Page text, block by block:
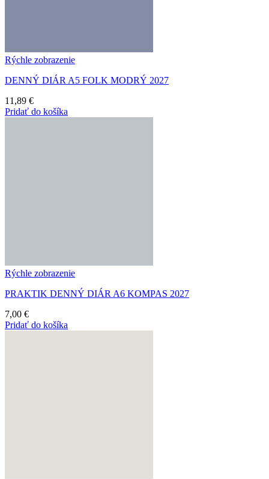
Rýchle zobrazenie
DENNÝ DIÁR A5 FOLK MODRÝ 2027
11,89 €
Pridať do košíka
Rýchle zobrazenie
PRAKTIK DENNÝ DIÁR A6 KOMPAS 2027
7,00 €
Pridať do košíka